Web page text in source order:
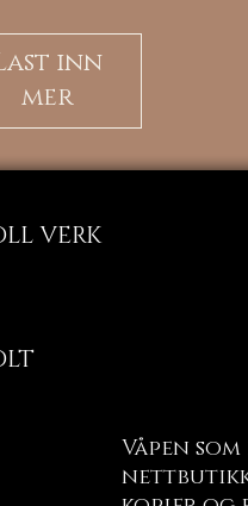
inn
mer
VERK
Våpen